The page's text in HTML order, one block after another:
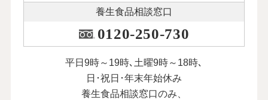
養生食品相談窓口
0120-250-730
平日9時～19時､土曜9時～18時､
日･祝日･年末年始休み
養生食品相談窓口のみ、